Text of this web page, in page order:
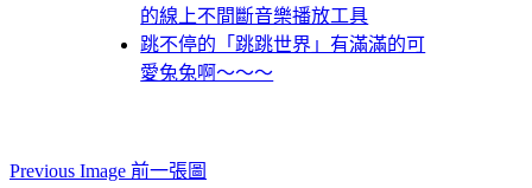
的線上不間斷音樂播放工具
跳不停的「跳跳世界」有滿滿的可
愛兔兔啊～～～
Previous Image 前一張圖